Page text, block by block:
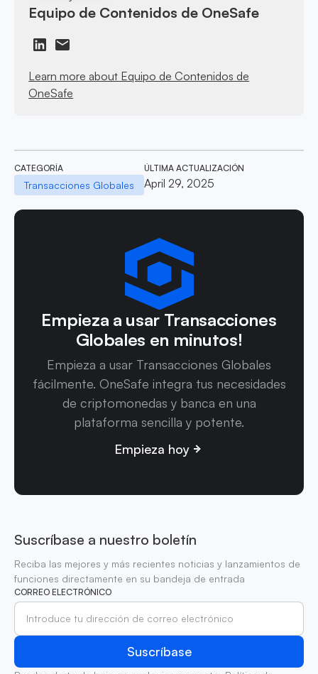
Equipo de Contenidos de OneSafe
Learn more about Equipo de Contenidos de
OneSafe
CATEGORÍA
Transacciones Globales
ÚLTIMA ACTUALIZACIÓN
April 29, 2025
Empieza a usar Transacciones
Globales en minutos!
Empieza a usar Transacciones Globales
fácilmente. OneSafe integra tus necesidades
de criptomonedas y banca en una
plataforma sencilla y potente.
Empieza hoy
Suscríbase a nuestro boletín
Reciba las mejores y más recientes noticias y lanzamientos de
funciones directamente en su bandeja de entrada
CORREO ELECTRÓNICO